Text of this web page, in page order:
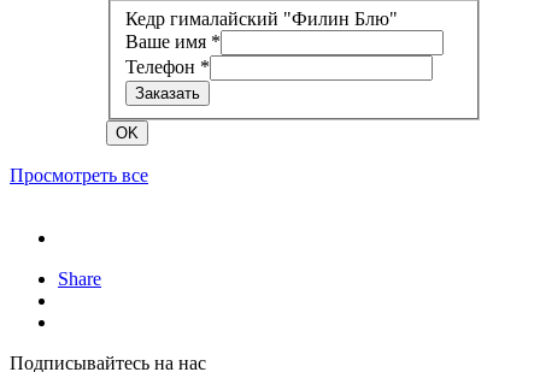
Кедр гималайский "Филин Блю"
Ваше имя *
Телефон *
Заказать
OK
Просмотреть все
Share
Подписывайтесь на нас